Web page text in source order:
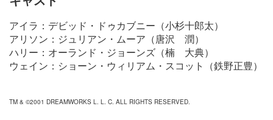
アイラ：デビッド・ドゥカブニー（小杉十郎太）
アリソン：ジュリアン・ムーア（唐沢 潤）
ハリー：オーランド・ジョーンズ（楠 大典）
ウェイン：ショーン・ウィリアム・スコット（鉄野正豊）
TM & ©2001 DREAMWORKS L. L. C. ALL RIGHTS RESERVED.